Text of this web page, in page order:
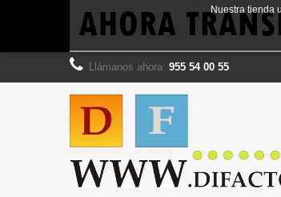
Llámanos ahora: 955 54 00 55
Nuestra tienda